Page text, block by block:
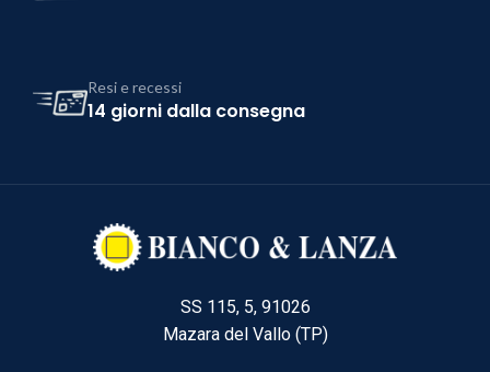
Resi e recessi
14 giorni dalla consegna
SS 115, 5, 91026
Mazara del Vallo (TP)